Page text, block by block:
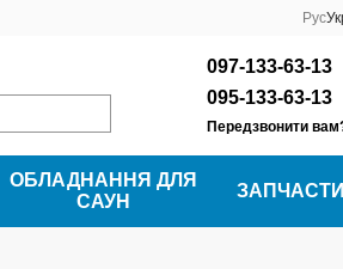
Рус
097-133-63-13
095-133-63-13
Передзвонити
ОБЛАДНАННЯ ДЛЯ
САУН